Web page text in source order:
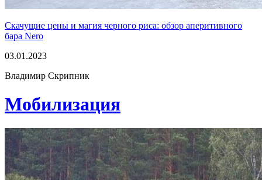
Скачущие цены и магия черного риса: обзор аперитивного
бара Nero
03.01.2023
Владимир Скрипник
Мобилизация